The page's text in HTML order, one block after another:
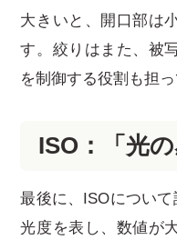
大きいと、開口部は
す。絞りはまた、被
を制御する役割も担っ
ISO：「光
最後に、ISOについ
光度を表し、数値が